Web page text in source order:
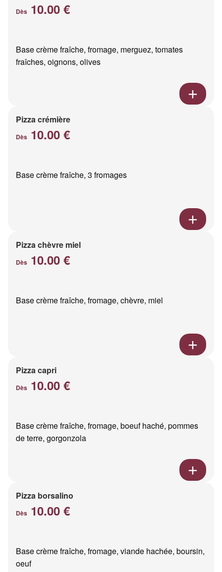
Dès 10.00 €
Base crème fraîche, fromage, merguez, tomates
fraîches, oignons, olives
Pizza crémière
Dès 10.00 €
Base crème fraîche, 3 fromages
Pizza chèvre miel
Dès 10.00 €
Base crème fraîche, fromage, chèvre, miel
Pizza capri
Dès 10.00 €
Base crème fraîche, fromage, boeuf haché, pommes
de terre, gorgonzola
Pizza borsalino
Dès 10.00 €
Base crème fraîche, fromage, viande hachée, boursin,
oeuf